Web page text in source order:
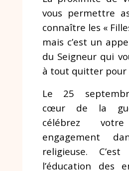
vous permettre
connaître les «
mais c’est un
du Seigneur qui
à tout quitter pour
Le 25
cœur de la
célébrez
engagement
religieuse.
l’éducation des